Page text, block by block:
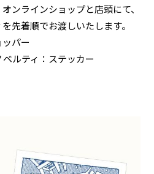
ンラインショップと店頭にて、
先着順でお渡しいたします。
パー
ルティ：ステッカー